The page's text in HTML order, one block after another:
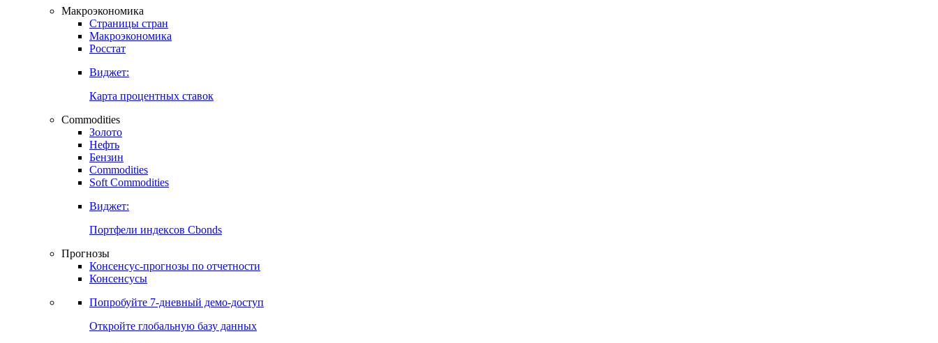
Макроэкономика
Страницы стран
Макроэкономика
Росстат
Виджет:
Карта процентных ставок
Commodities
Золото
Нефть
Бензин
Commodities
Soft Commodities
Виджет:
Портфели индексов Cbonds
Прогнозы
Консенсус-прогнозы по отчетности
Консенсусы
Попробуйте 7-дневный демо-доступ
Откройте глобальную базу данных